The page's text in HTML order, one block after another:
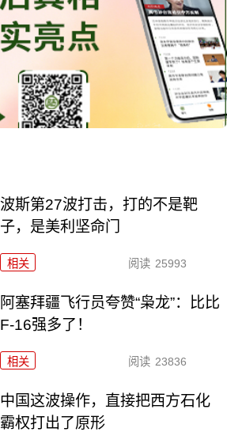
波斯第27波打击，打的不是靶
子，是美利坚命门
相关 阅读 25993
阿塞拜疆飞行员夸赞“枭龙”：比比
F-16强多了！
相关 阅读 23836
中国这波操作，直接把西方石化
霸权打出了原形